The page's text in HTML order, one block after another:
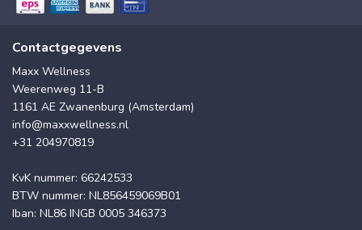
Contactgegevens
Maxx Wellness
Weerenweg 11-B
1161 AE Zwanenburg (Amsterdam)
info@maxxwellness.nl
+31 204970819
KvK nummer: 66242533
BTW nummer: NL856459069B01
Iban: NL86 INGB 0005 346373